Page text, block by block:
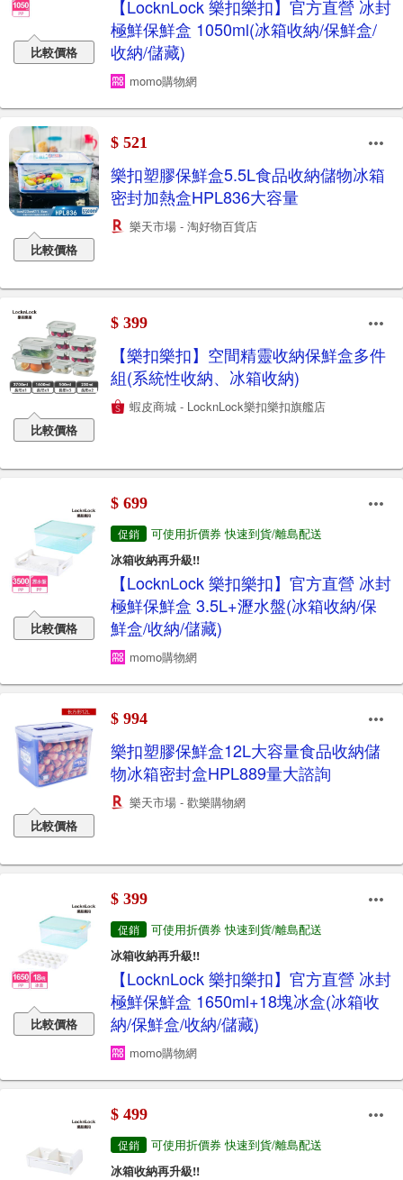
比較價格
【LocknLock 樂扣樂扣】官方直營 冰封
極鮮保鮮盒 1050ml(冰箱收納/保鮮盒/
收納/儲藏)
momo購物網
比較價格
$ 521
樂扣塑膠保鮮盒5.5L食品收納儲物冰箱
密封加熱盒HPL836大容量
樂天市場 - 淘好物百貨店
比較價格
$ 399
【樂扣樂扣】空間精靈收納保鮮盒多件
組(系統性收納、冰箱收納)
蝦皮商城 - LocknLock樂扣樂扣旗艦店
比較價格
$ 699
促銷
可使用折價券 快速到貨/離島配送
冰箱收納再升級!!
【LocknLock 樂扣樂扣】官方直營 冰封
極鮮保鮮盒 3.5L+瀝水盤(冰箱收納/保
鮮盒/收納/儲藏)
momo購物網
比較價格
$ 994
樂扣塑膠保鮮盒12L大容量食品收納儲
物冰箱密封盒HPL889量大諮詢
樂天市場 - 歡樂購物網
比較價格
$ 399
促銷
可使用折價券 快速到貨/離島配送
冰箱收納再升級!!
【LocknLock 樂扣樂扣】官方直營 冰封
極鮮保鮮盒 1650ml+18塊冰盒(冰箱收
納/保鮮盒/收納/儲藏)
momo購物網
$ 499
促銷
可使用折價券 快速到貨/離島配送
冰箱收納再升級!!